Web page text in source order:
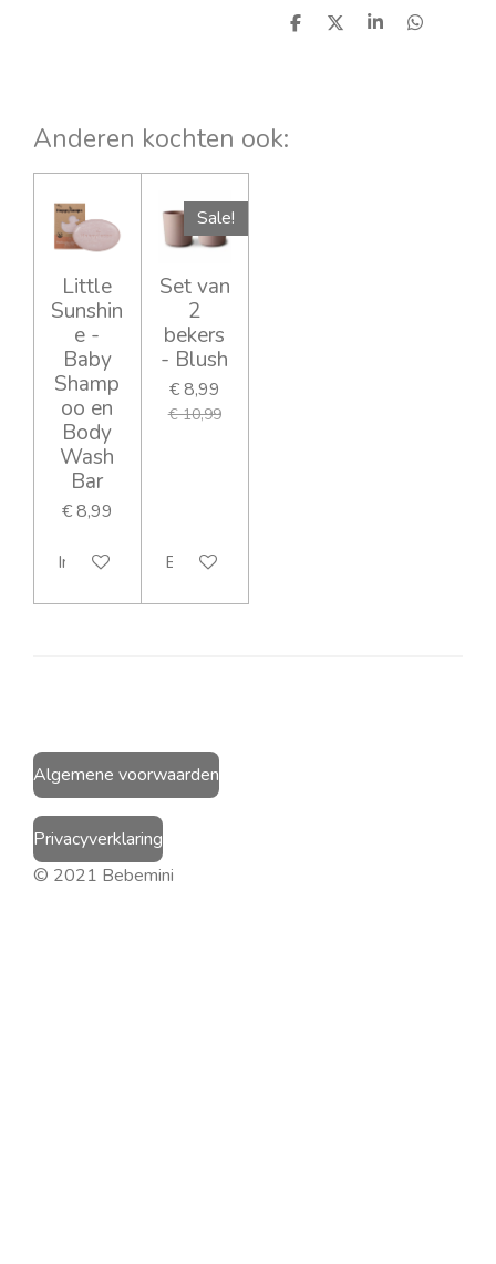
D
D
S
D
Anderen kochten ook:
Little
Sunshin
e -
Baby
Shamp
oo en
Body
Wash
Bar
€ 8,99
In winkelwagen
Sale!
Set van
2
bekers
- Blush
€ 8,99
€ 10,99
Bekijk details
Algemene voorwaarden
Privacyverklaring
© 2021 Bebemini